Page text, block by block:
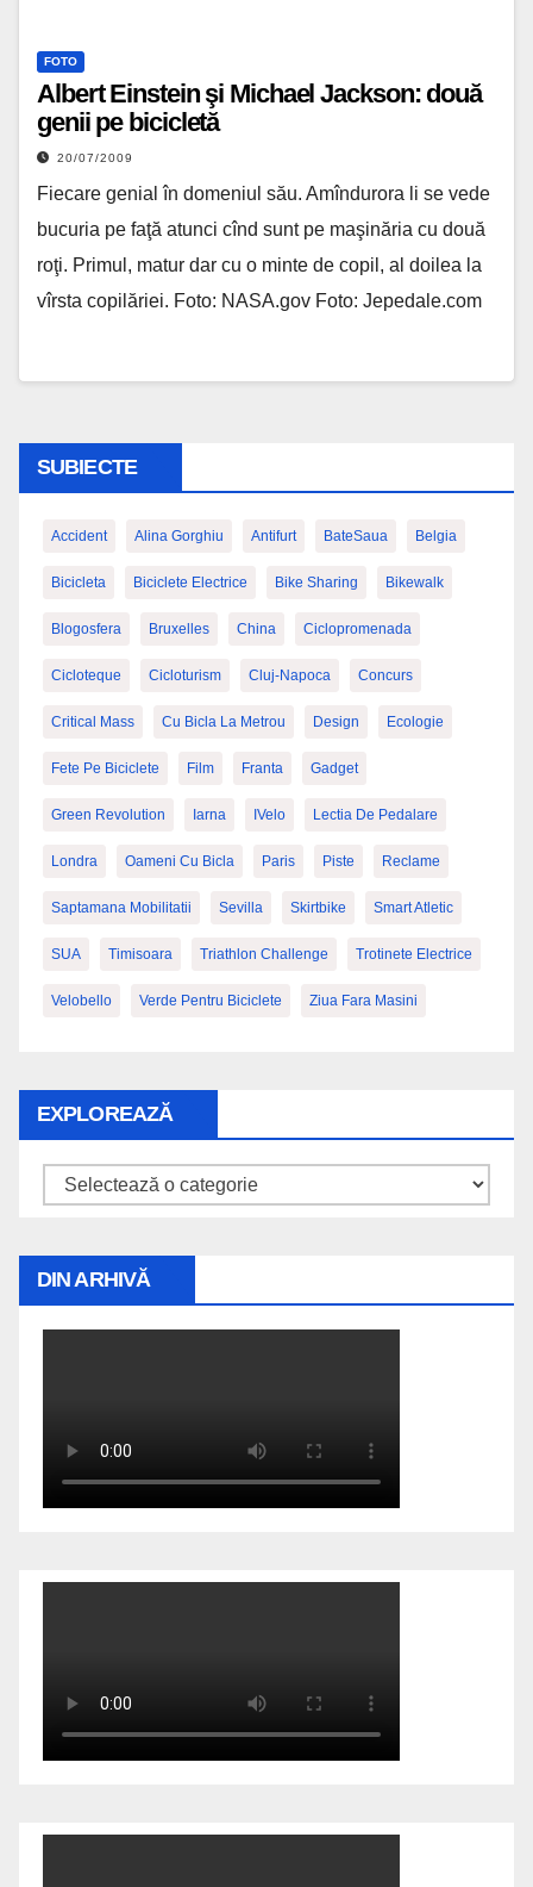
FOTO
Albert Einstein şi Michael Jackson: două
genii pe bicicletă
20/07/2009
Fiecare genial în domeniul său. Amîndurora li se vede
bucuria pe faţă atunci cînd sunt pe maşinăria cu două
roţi. Primul, matur dar cu o minte de copil, al doilea la
vîrsta copilăriei. Foto: NASA.gov Foto: Jepedale.com
SUBIECTE
Accident Alina Gorghiu Antifurt BateSaua Belgia
Bicicleta Biciclete Electrice Bike Sharing Bikewalk
Blogosfera Bruxelles China Ciclopromenada
Cicloteque Cicloturism Cluj-Napoca Concurs
Critical Mass Cu Bicla La Metrou Design Ecologie
Fete Pe Biciclete Film Franta Gadget
Green Revolution Iarna IVelo Lectia De Pedalare
Londra Oameni Cu Bicla Paris Piste Reclame
Saptamana Mobilitatii Sevilla Skirtbike Smart Atletic
SUA Timisoara Triathlon Challenge Trotinete Electrice
Velobello Verde Pentru Biciclete Ziua Fara Masini
EXPLOREAZĂ
Explorează
DIN ARHIVĂ